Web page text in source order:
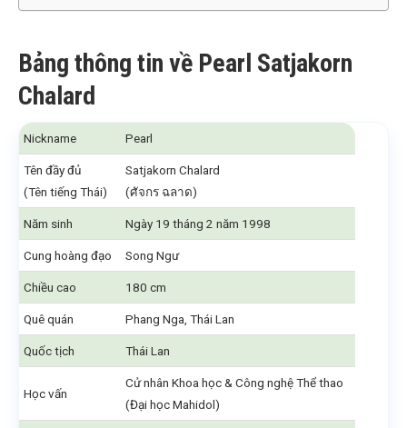
Bảng thông tin về Pearl Satjakorn
Chalard
Nickname Pearl
Tên đầy đủ
(Tên tiếng Thái)
Satjakorn Chalard
(ศัจกร ฉลาด)
Năm sinh Ngày 19 tháng 2 năm 1998
Cung hoàng đạo Song Ngư
Chiều cao 180 cm
Quê quán Phang Nga, Thái Lan
Quốc tịch Thái Lan
Học vấn
Cử nhân Khoa học & Công nghệ Thể thao
(Đại học Mahidol)